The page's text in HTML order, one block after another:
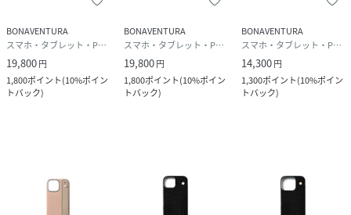
BONAVENTURA
スマホ・タブレット・PCケース/カバー
19,800円
1,800ポイント(10%ポイン
トバック)
BONAVENTURA
スマホ・タブレット・PCケース/カバー
19,800円
1,800ポイント(10%ポイン
トバック)
BONAVENTURA
スマホ・タブレット・PCケース/カバー
14,300円
1,300ポイント(10%ポイン
トバック)